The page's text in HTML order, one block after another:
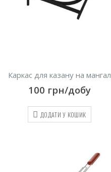
Каркас для казану на мангал
100 грн/добу
ДОДАТИ У КОШИК